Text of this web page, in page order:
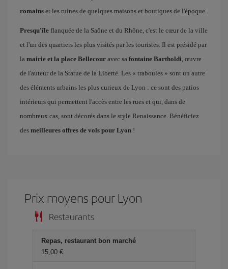
romains et les ruines de quelques maisons et boutiques de l'époque.
Presqu'île flanquée de la Saône et du Rhône, c'est le cœur de la ville
et l'un des quartiers les plus visités par les touristes. Il est présidé par
la mairie et la place Bellecour avec sa fontaine Bartholdi, œuvre
de l'auteur de la Statue de la Liberté. Les « traboules » sont un autre
des éléments urbains les plus curieux de Lyon : ce sont des patios
intérieurs qui permettent l'accès entre les rues et qui, dans de
nombreux cas, sont décorés dans le style Renaissance. Bénéficiez
des meilleures offres de vols pour Lyon !
Prix ​​moyens pour Lyon
Restaurants
Repas, restaurant bon marché
15,00 €